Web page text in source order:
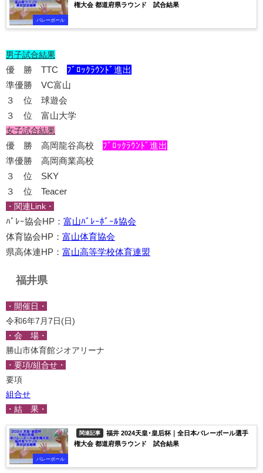
バレーボール
権大会 都道府県ラウンド 試合結果
男子試合結果
優 勝 TTC ﾌﾞﾛｯｸﾗｳﾝﾄﾞ進出
準優勝 VC富山
３ 位 球遊会
３ 位 富山大学
女子試合結果
優 勝 高岡龍谷高校 ﾌﾞﾛｯｸﾗｳﾝﾄﾞ進出
準優勝 高岡商業高校
３ 位 SKY
３ 位 Teacer
・関連Link・
ﾊﾞﾚｰ協会HP： 富山ﾊﾞﾚｰﾎﾞｰﾙ協会
体育協会HP： 富山体育協会
県高体連HP： 富山高等学校体育連盟
福井県
・開催日・
令和6年7月7日(日)
・会 場・
勝山市体育館ジオアリーナ
・要項/組合せ・
要項
組合せ
・結 果・
バレーボール
関連記事
福井 2024天皇･皇后杯｜全日本バレーボール選手
権大会 都道府県ラウンド 試合結果